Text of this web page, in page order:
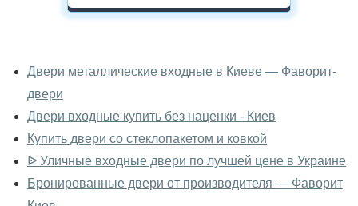
ковкой вживую?
Да, можно посмотреть двери с ковкой в нашем
фирменном салоне-магазине.
У вас большой магазин?
Да, у нас большой выбор межкомнатных и входных
Двери металлические входные в Киеве — Фаворит-
двери
Двери входные купить без наценки - Киев
Купить двери со стеклопакетом и ковкой
ᐉ Уличные входные двери по лучшей цене в Украине
Бронированные двери от производителя — Фаворит